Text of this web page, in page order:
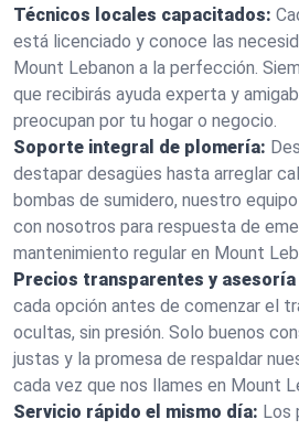
Técnicos locales capacitados:
está licenciado y conoce las
Mount Lebanon a la perfección.
que recibirás ayuda experta y
preocupan por tu hogar o negocio.
Soporte integral de plomería:
destapar desagües hasta arreglar
bombas de sumidero, nuestro
con nosotros para respuesta de
mantenimiento regular en Mount
Precios transparentes y asesoría
cada opción antes de comenzar el
ocultas, sin presión. Solo buenos
justas y la promesa de respaldar
cada vez que nos llames en Mount
Servicio rápido el mismo día: Los